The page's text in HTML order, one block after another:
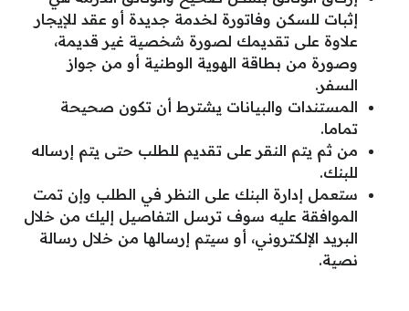
إثبات للسكن وفاتورة لخدمة جديدة أو عقد للإيجار
علاوة على تقديمك لصورة شخصية غير قديمة،
وصورة من بطاقة الهوية الوطنية أو من جواز
السفر.
المستندات والبيانات يشترط أن تكون صحيحة
تماما.
من ثم يتم النقر على تقديم للطلب حتى يتم إرساله
للبنك.
ستعمل إدارة البنك على النظر في الطلب وإن تمت
الموافقة عليه سوف ترسل التفاصيل إليك من خلال
البريد الإلكتروني، أو سيتم إرسالها من خلال رسالة
نصية.